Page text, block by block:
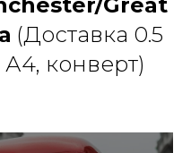
(Доставка 0.5
А4, конверт)